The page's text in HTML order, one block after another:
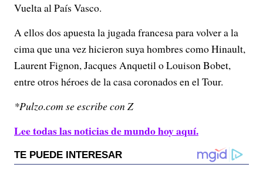
Vuelta al País Vasco.
A ellos dos apuesta la jugada francesa para volver a la
cima que una vez hicieron suya hombres como Hinault,
Laurent Fignon, Jacques Anquetil o Louison Bobet,
entre otros héroes de la casa coronados en el Tour.
*Pulzo.com se escribe con Z
Lee todas las noticias de mundo hoy aquí.